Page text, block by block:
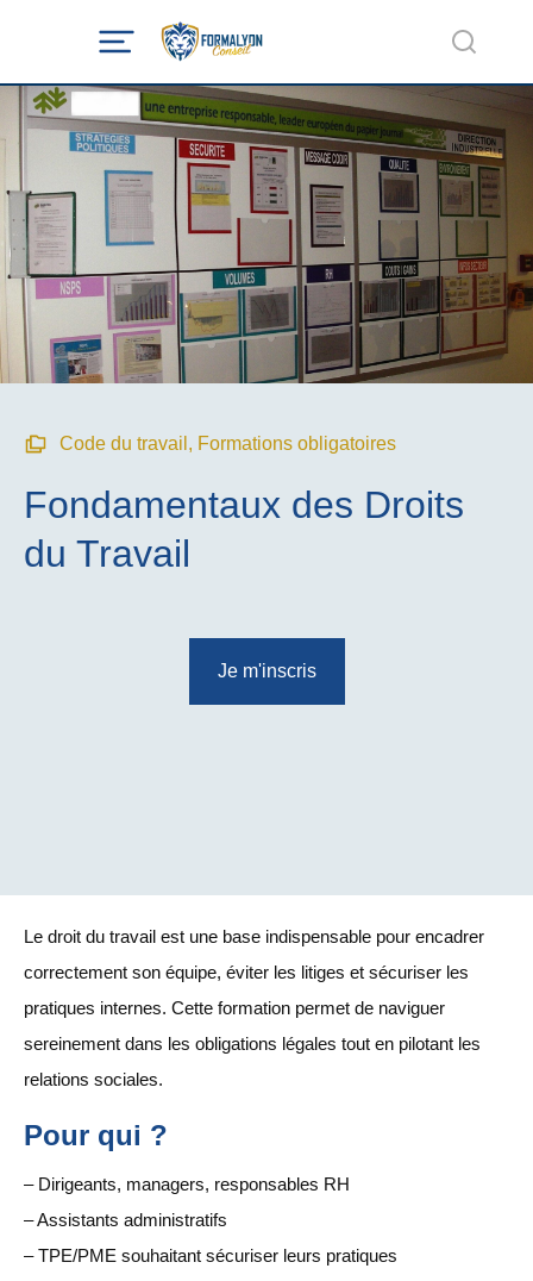
Code du travail , Formations obligatoires
Fondamentaux des Droits
du Travail
Je m'inscris
Le droit du travail est une base indispensable pour encadrer
correctement son équipe, éviter les litiges et sécuriser les
pratiques internes. Cette formation permet de naviguer
sereinement dans les obligations légales tout en pilotant les
relations sociales.
Pour qui ?
– Dirigeants, managers, responsables RH
– Assistants administratifs
– TPE/PME souhaitant sécuriser leurs pratiques